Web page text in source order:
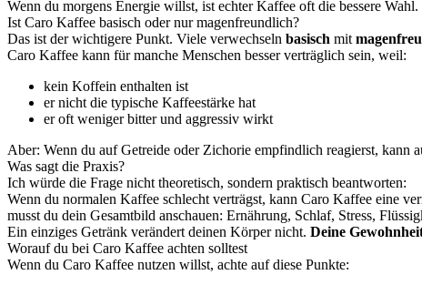
Wenn du morgens Energie willst, ist echter Kaffee oft die bessere
Ist Caro Kaffee basisch oder nur magenfreundlich?
Das ist der wichtigere Punkt. Viele verwechseln basisch mit
Caro Kaffee kann für manche Menschen besser verträglich sein, weil:
kein Koffein enthalten ist
er nicht die typische Kaffeestärke hat
er oft weniger bitter und aggressiv wirkt
Aber: Wenn du auf Getreide oder Zichorie empfindlich reagierst, kann
Was sagt die Praxis?
Ich würde die Frage nicht theoretisch, sondern praktisch beantworten:
Wenn du normalen Kaffee schlecht verträgst, kann Caro Kaffee eine
musst du dein Gesamtbild anschauen: Ernährung, Schlaf, Stress,
Ein einziges Getränk verändert deinen Körper nicht. Deine
Worauf du bei Caro Kaffee achten solltest
Wenn du Caro Kaffee nutzen willst, achte auf diese Punkte: